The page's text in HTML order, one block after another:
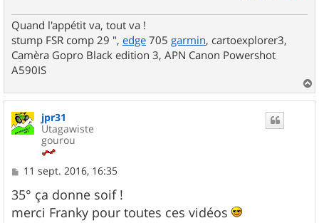
Quand l'appétit va, tout va !
stump FSR comp 29 ", edge 705 garmin, cartoexplorer3,
Camèra Gopro Black edition 3, APN Canon Powershot
A590IS
a
u
jpr31
Utagawiste
gourou
M
s
s
a
11 sept. 2016, 16:35
35° ça donne soif !
merci Franky pour toutes ces vidéos